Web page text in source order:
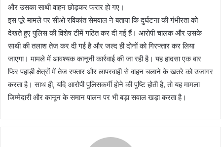
और उसका साथी वाहन छोड़कर फरार हो गए।
इस पूरे मामले पर सीओ रविकांत सेमवाल ने बताया कि दुर्घटना की गंभीरता को
देखते हुए पुलिस की विशेष टीमें गठित कर दी गई हैं। आरोपी चालक और उसके
साथी की तलाश तेज कर दी गई है और जल्द ही दोनों को गिरफ्तार कर लिया
जाएगा। मामले में आवश्यक कानूनी कार्रवाई की जा रही है। यह हादसा एक बार
फिर पहाड़ी क्षेत्रों में तेज रफ्तार और लापरवाही से वाहन चलाने के खतरे को उजागर
करता है। साथ ही, यदि आरोपी पुलिसकर्मी होने की पुष्टि होती है, तो यह मामला
जिम्मेदारी और कानून के समान पालन पर भी बड़ा सवाल खड़ा करता है।